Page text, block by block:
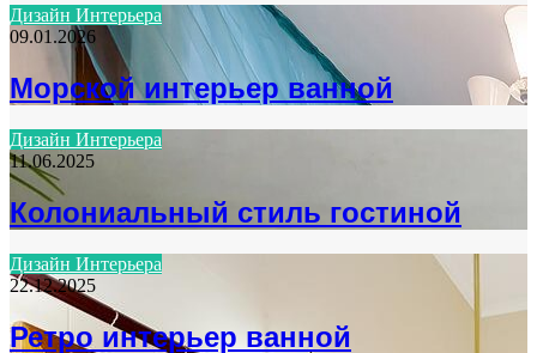
Дизайн Интерьера
09.01.2026
Морской интерьер ванной
Дизайн Интерьера
11.06.2025
Колониальный стиль гостиной
Дизайн Интерьера
22.12.2025
Ретро интерьер ванной